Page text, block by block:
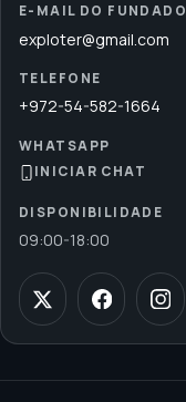
E-MAIL DO
exploter@gmail.com
TELEFONE
+972-54-582-1664
WHATSAPP
INICIAR CHAT
DISPONIBILIDADE
09:00-18:00